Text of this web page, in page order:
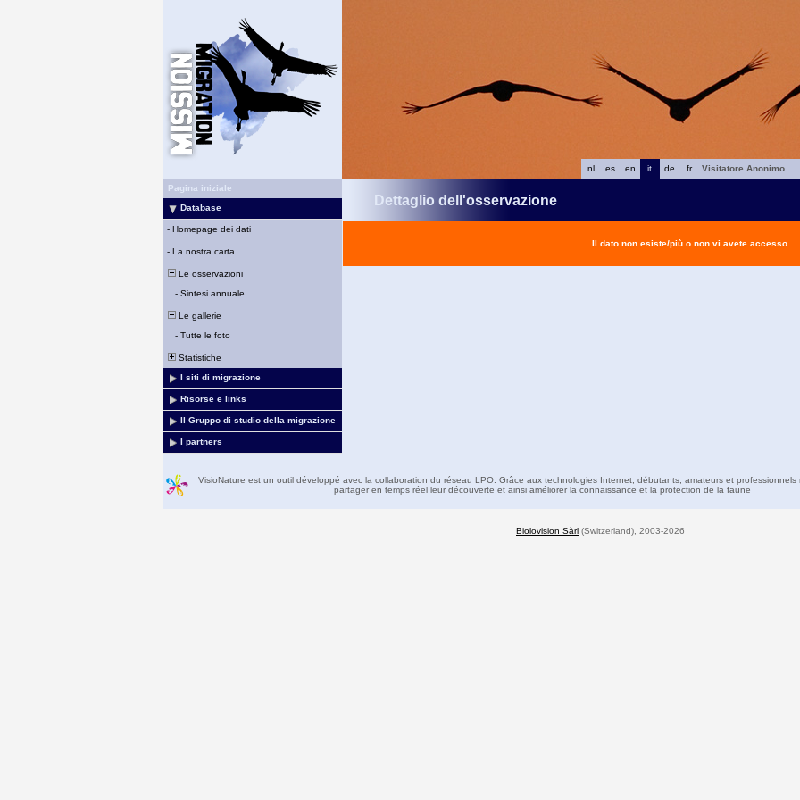
fr
de
it
en
es
nl
Visitatore Anonimo
Pagina iniziale
Database
- Homepage dei dati
- La nostra carta
Le osservazioni
- Sintesi annuale
Le gallerie
- Tutte le foto
Statistiche
I siti di migrazione
Risorse e links
Il Gruppo di studio della migrazione
I partners
Dettaglio dell'osservazione
Il dato non esiste/più o non vi avete accesso
VisioNature est un outil développé avec la collaboration du réseau LPO. Grâce aux technologies Internet, débutants, amateurs et professionnels
partager en temps réel leur découverte et ainsi améliorer la connaissance et la protection de la faune
Biolovision Sàrl (Switzerland), 2003-2026